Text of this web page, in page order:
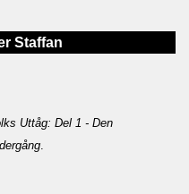
Staffan
Uttåg: Del 1 - Den
.